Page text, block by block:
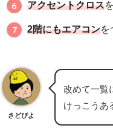
アクセントクロス
2階にもエアコンを
さどぴよ
改めて一覧
けっこうあ